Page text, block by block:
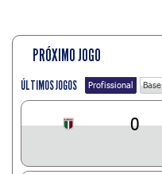
PRÓXIMO JOGO
ÚLTIMOS JOGOS Profissional Base
0